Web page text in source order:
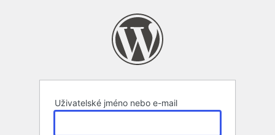
Uživatelské jméno nebo e-mail